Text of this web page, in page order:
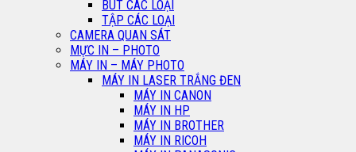
BÚT CÁC LOẠI
TẬP CÁC LOẠI
CAMERA QUAN SÁT
MỰC IN – PHOTO
MÁY IN – MÁY PHOTO
MÁY IN LASER TRẮNG ĐEN
MÁY IN CANON
MÁY IN HP
MÁY IN BROTHER
MÁY IN RICOH